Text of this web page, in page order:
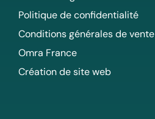
Politique de confidentialité
Conditions générales de vente
Omra France
Création de site web